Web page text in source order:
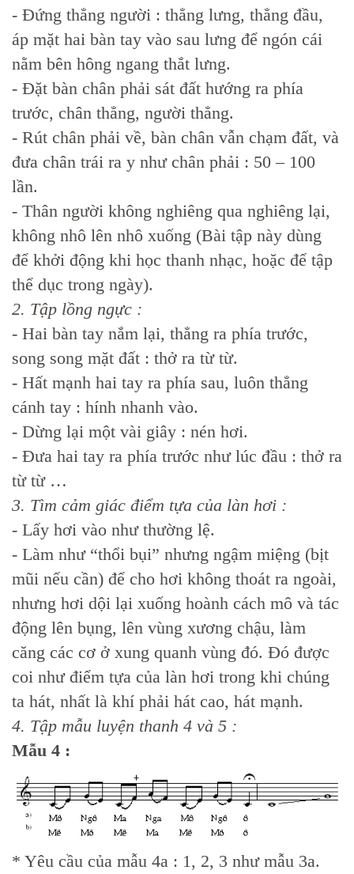
- Đứng thẳng người : thẳng lưng, thẳng đầu,
áp mặt hai bàn tay vào sau lưng để ngón cái
nằm bên hông ngang thắt lưng.
- Đặt bàn chân phải sát đất hướng ra phía
trước, chân thẳng, người thẳng.
- Rút chân phải về, bàn chân vẫn chạm đất, và
đưa chân trái ra y như chân phải : 50 – 100
lần.
- Thân người không nghiêng qua nghiêng lại,
không nhô lên nhô xuống (Bài tập này dùng
để khởi động khi học thanh nhạc, hoặc để tập
thể dục trong ngày).
2. Tập lồng ngực :
- Hai bàn tay nắm lại, thẳng ra phía trước,
song song mặt đất : thở ra từ từ.
- Hất mạnh hai tay ra phía sau, luôn thẳng
cánh tay : hính nhanh vào.
- Dừng lại một vài giây : nén hơi.
- Đưa hai tay ra phía trước như lúc đầu : thở ra
từ từ …
3. Tìm cảm giác điểm tựa của làn hơi :
- Lấy hơi vào như thường lệ.
- Làm như “thổi bụi” nhưng ngậm miệng (bịt
mũi nếu cần) để cho hơi không thoát ra ngoài,
nhưng hơi dội lại xuống hoành cách mô và tác
động lên bụng, lên vùng xương chậu, làm
căng các cơ ở xung quanh vùng đó. Đó được
coi như điểm tựa của làn hơi trong khi chúng
ta hát, nhất là khí phải hát cao, hát mạnh.
4. Tập mẫu luyện thanh 4 và 5 :
Mẫu 4 :
* Yêu cầu của mẫu 4a : 1, 2, 3 như mẫu 3a.